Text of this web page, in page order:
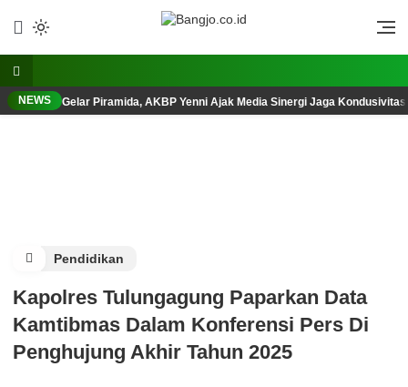
NEWS Gelar Piramida, AKBP Yenni Ajak Media Sinergi Jaga
Pendidikan
Kapolres Tulungagung Paparkan Data
Kamtibmas Dalam Konferensi Pers Di
Penghujung Akhir Tahun 2025